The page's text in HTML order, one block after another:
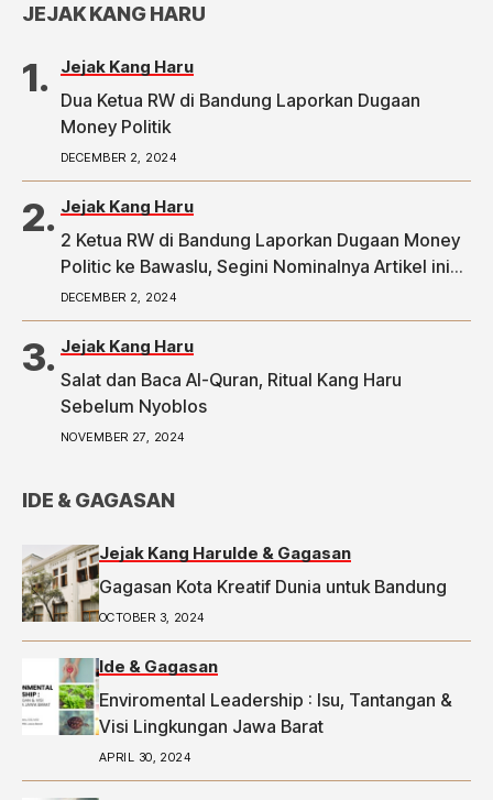
JEJAK KANG HARU
Jejak Kang Haru
Dua Ketua RW di Bandung Laporkan Dugaan
Money Politik
DECEMBER 2, 2024
Jejak Kang Haru
2 Ketua RW di Bandung Laporkan Dugaan Money
Politic ke Bawaslu, Segini Nominalnya Artikel ini
telah tayang di Tribunpriangan.com dengan judul
2 Ketua RW di Bandung Laporkan Dugaan Money
Politic ke Bawaslu, Segini Nominalnya,
https://priangan.tribunnews.com/2024/11/30/2-
ketua-rw-di-bandung-laporkan-dugaan-money-
DECEMBER 2, 2024
Jejak Kang Haru
Salat dan Baca Al-Quran, Ritual Kang Haru
Sebelum Nyoblos
NOVEMBER 27, 2024
IDE & GAGASAN
Jejak Kang HaruIde & Gagasan
Gagasan Kota Kreatif Dunia untuk Bandung
OCTOBER 3, 2024
Ide & Gagasan
Enviromental Leadership : Isu, Tantangan &
Visi Lingkungan Jawa Barat
APRIL 30, 2024